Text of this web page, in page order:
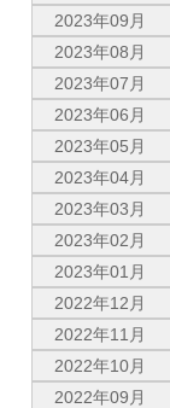
2023年09月
2023年08月
2023年07月
2023年06月
2023年05月
2023年04月
2023年03月
2023年02月
2023年01月
2022年12月
2022年11月
2022年10月
2022年09月